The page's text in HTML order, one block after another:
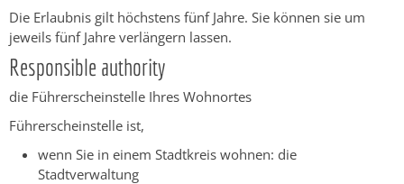
Die Erlaubnis gilt höchstens fünf Jahre. Sie können sie um
jeweils fünf Jahre verlängern lassen.
Responsible authority
die Führerscheinstelle Ihres Wohnortes
Führerscheinstelle ist,
wenn Sie in einem Stadtkreis wohnen: die
Stadtverwaltung